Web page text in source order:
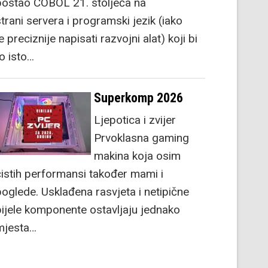
servera i programski jezik (iako
preciznije napisati razvojni alat) koji bi
isto…
Superkomp 2026
Ljepotica i zvijer
Prvoklasna gaming
makina koja osim
performansi također mami i
Usklađena rasvjeta i netipične
komponente ostavljaju jednako